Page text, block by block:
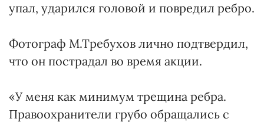
упал, ударился головой и повредил ребро.
Фотограф М.Требухов лично подтвердил,
что он пострадал во время акции.
«У меня как минимум трещина ребра.
Правоохранители грубо обращались с